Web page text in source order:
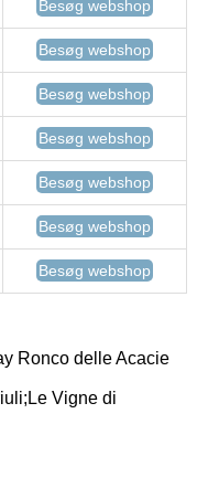
Besøg webshop
Besøg webshop
Besøg webshop
Besøg webshop
Besøg webshop
Besøg webshop
Besøg webshop
Ronco delle Acacie
Vigne di